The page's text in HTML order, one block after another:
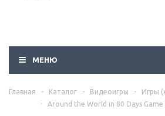
МЕНЮ
Главная - Каталог - Видеоигры -
Игры
-
Around the World in 80 Days Game